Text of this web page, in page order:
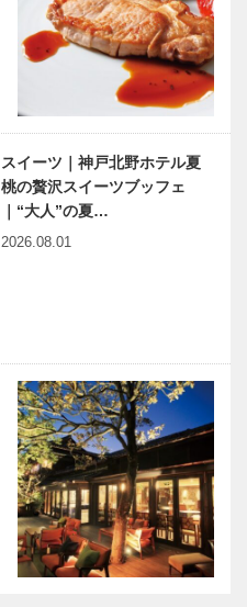
萬杓（ホン=
マンピ…
スイーツ｜神戸北野ホテル夏
桃の贅沢スイーツブッフェ
｜“大人”の夏…
2026.08.01